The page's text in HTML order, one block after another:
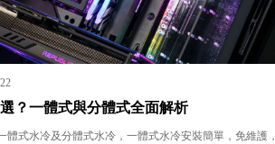
？一體式與分體式全面解析
體式水冷及分體式水冷，一體式水冷安裝簡單，免維護